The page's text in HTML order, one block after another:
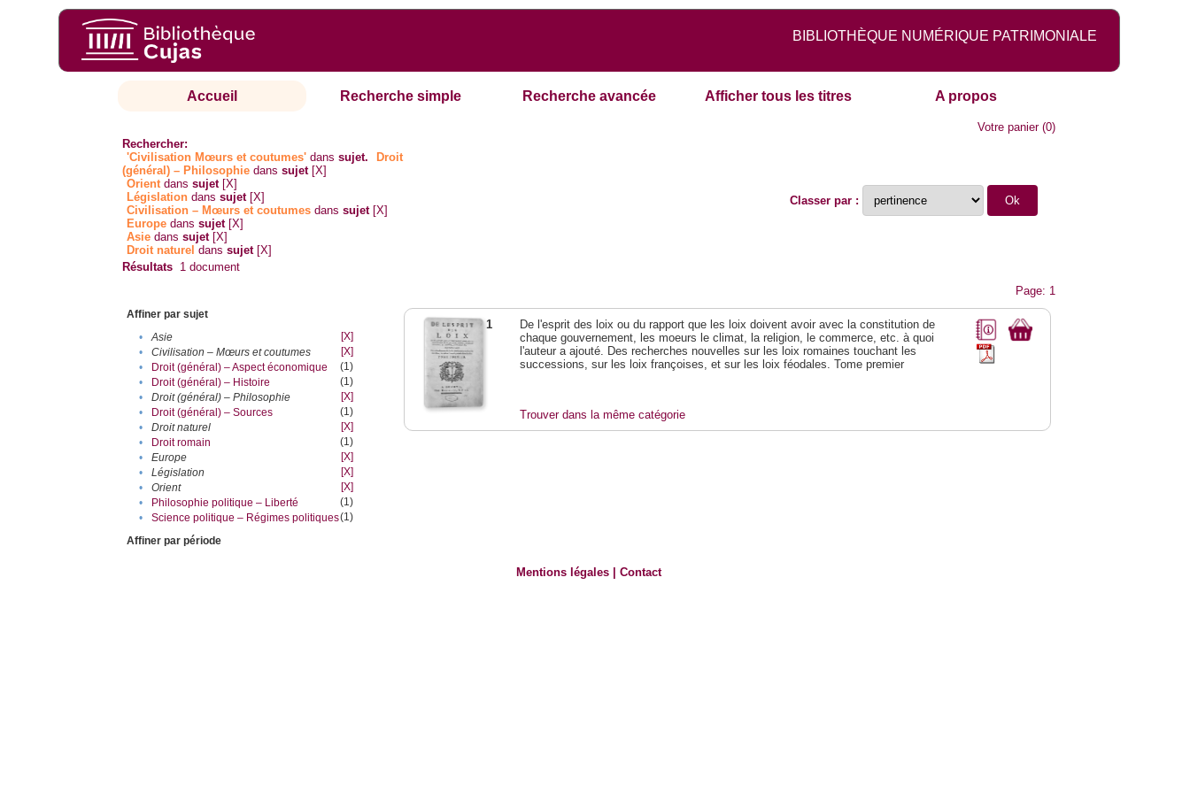
BIBLIOTHÈQUE NUMÉRIQUE PATRIMONIALE
Accueil Recherche simple Recherche avancée Afficher tous les titres A propos
Votre panier(0)
Rechercher:
'Civilisation Mœurs et coutumes' danssujet.
Droit
(général) – Philosophie danssujet [X]
Orientdanssujet [X]
Législation danssujet [X]
Civilisation – Mœurs et coutumes danssujet [X]
Europe danssujet [X]
Asie danssujet [X]
Droit naturel danssujet [X]
Classer par :
Résultats 1 document
Page: 1
Affiner par sujet
•
Asie
[X]
•
Civilisation – Mœurs et coutumes
[X]
•
Droit (général) – Aspect économique
(1)
•
Droit (général) – Histoire
(1)
•
Droit (général) – Philosophie
[X]
•
Droit (général) – Sources
(1)
•
Droit naturel
[X]
•
Droit romain
(1)
•
Europe
[X]
•
Législation
[X]
•
Orient
[X]
•
Philosophie politique – Liberté
(1)
•
Science politique – Régimes politiques(1)
Affiner par période
1
De l'esprit des loix ou du rapport que les loix doivent avoir avec la constitution de
chaque gouvernement, les moeurs le climat, la religion, le commerce, etc. à quoi
l'auteur a ajouté. Des recherches nouvelles sur les loix romaines touchant les
successions, sur les loix françoises, et sur les loix féodales. Tome premier
Trouver dans la même catégorie
Mentions légales |Contact